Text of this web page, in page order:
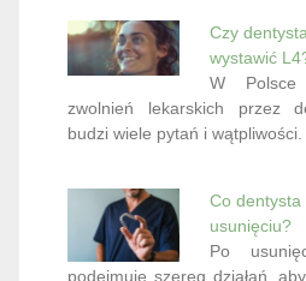
Czy
wystawić
W Polsce
zwolnień lekarskich przez
budzi wiele pytań i wątpliwości.
Co dentysta
usunięciu?
Po
podejmuje szereg działań,